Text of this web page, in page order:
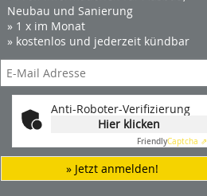
Neubau und Sanierung
» 1 x im Monat
» kostenlos und jederzeit kündbar
Anti-Roboter-Verifizierung
Hier klicken
FriendlyCaptcha ⇗
» Jetzt anmelden!